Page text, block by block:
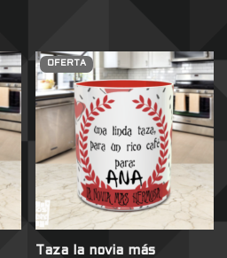
OFERTA
Taza la novia más